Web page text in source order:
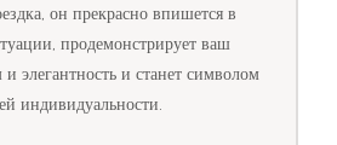
он прекрасно впишется в
продемонстрирует ваш
элегантность и станет символом
индивидуальности.